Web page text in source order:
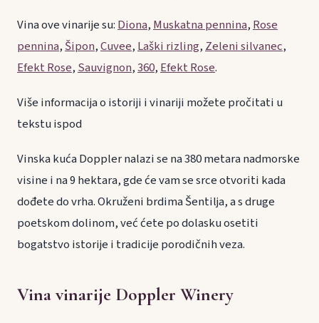
Vina ove vinarije su:Diona,Muskatna pennina,Rose
pennina,Šipon,Cuvee,Laški rizling,Zeleni silvanec,
Efekt Rose,Sauvignon,360,Efekt Rose.
Više informacija o istoriji i vinariji možete pročitati u
tekstu ispod
Vinska kuća Doppler nalazi se na 380 metara nadmorske
visine i na 9 hektara, gde će vam se srce otvoriti kada
dođete do vrha. Okruženi brdima Šentilja, a s druge
poetskom dolinom, već ćete po dolasku osetiti
bogatstvo istorije i tradicije porodičnih veza.
Vina vinarije Doppler Winery